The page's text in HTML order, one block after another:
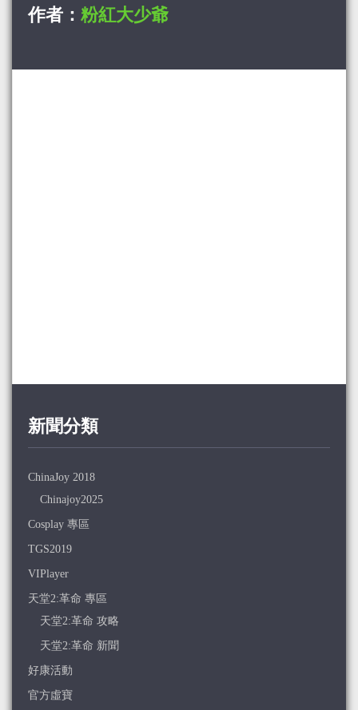
作者： 粉紅大少爺
新聞分類
ChinaJoy 2018
Chinajoy2025
Cosplay 專區
TGS2019
VIPlayer
天堂2:革命 專區
天堂2:革命 攻略
天堂2:革命 新聞
好康活動
官方虛寶